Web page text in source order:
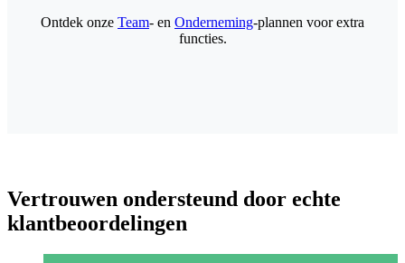
Ontdek onze Team- en Onderneming-plannen voor extra
functies.
Vertrouwen ondersteund door echte
klantbeoordelingen